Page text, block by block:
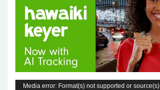
Media error: Format(s) not supported or